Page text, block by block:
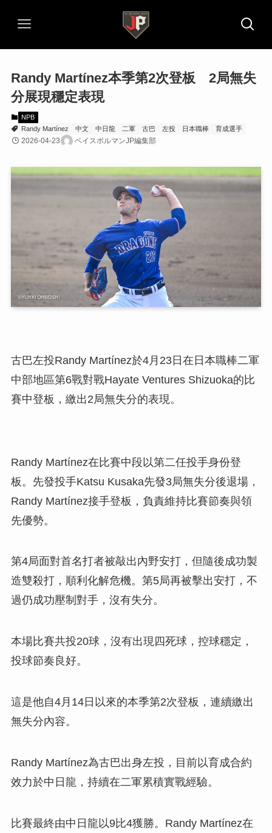
Randy Martínez本季第2次登板 2局無失
分展現穩定表現
NPB
Randy Martínez
中文 中日龍 二軍 古巴 左投 日本職棒 育成選手
2026-04-23 ベイスボルマンJP編集部
古巴左投Randy Martínez於4月23日在日本職棒二軍
中部地區第6戰對戰Hayate Ventures Shizuoka的比
賽中登板，繳出2局無失分的表現。
Randy Martínez在比賽中段以第二任投手身份登
板。先發投手Katsu Kusaka先發3局無失分後退場，
Randy Martínez接手登板，負責維持比賽節奏與領
先優勢。
第4局面對首名打者被敲出內野安打，但隨後成功製
造雙殺打，順利化解危機。第5局再被擊出安打，不
過仍成功壓制對手，沒有失分。
本場比賽共投20球，沒有出現四死球，控球穩定，
投球節奏良好。
這是他自4月14日以來的本季第2次登板，連續繳出
無失分內容。
Randy Martínez為古巴出身左投，目前以育成合約
效力於中日龍，持續在二軍累積實戰經驗。
比賽最終由中日龍以9比4獲勝。Randy Martínez在